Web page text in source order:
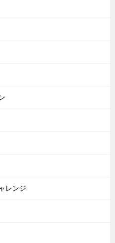
レンジ